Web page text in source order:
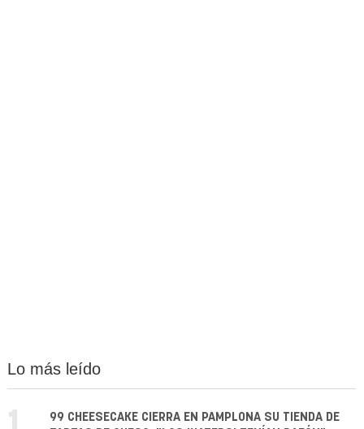
Lo más leído
99 CHEESECAKE CIERRA EN PAMPLONA SU TIENDA DE